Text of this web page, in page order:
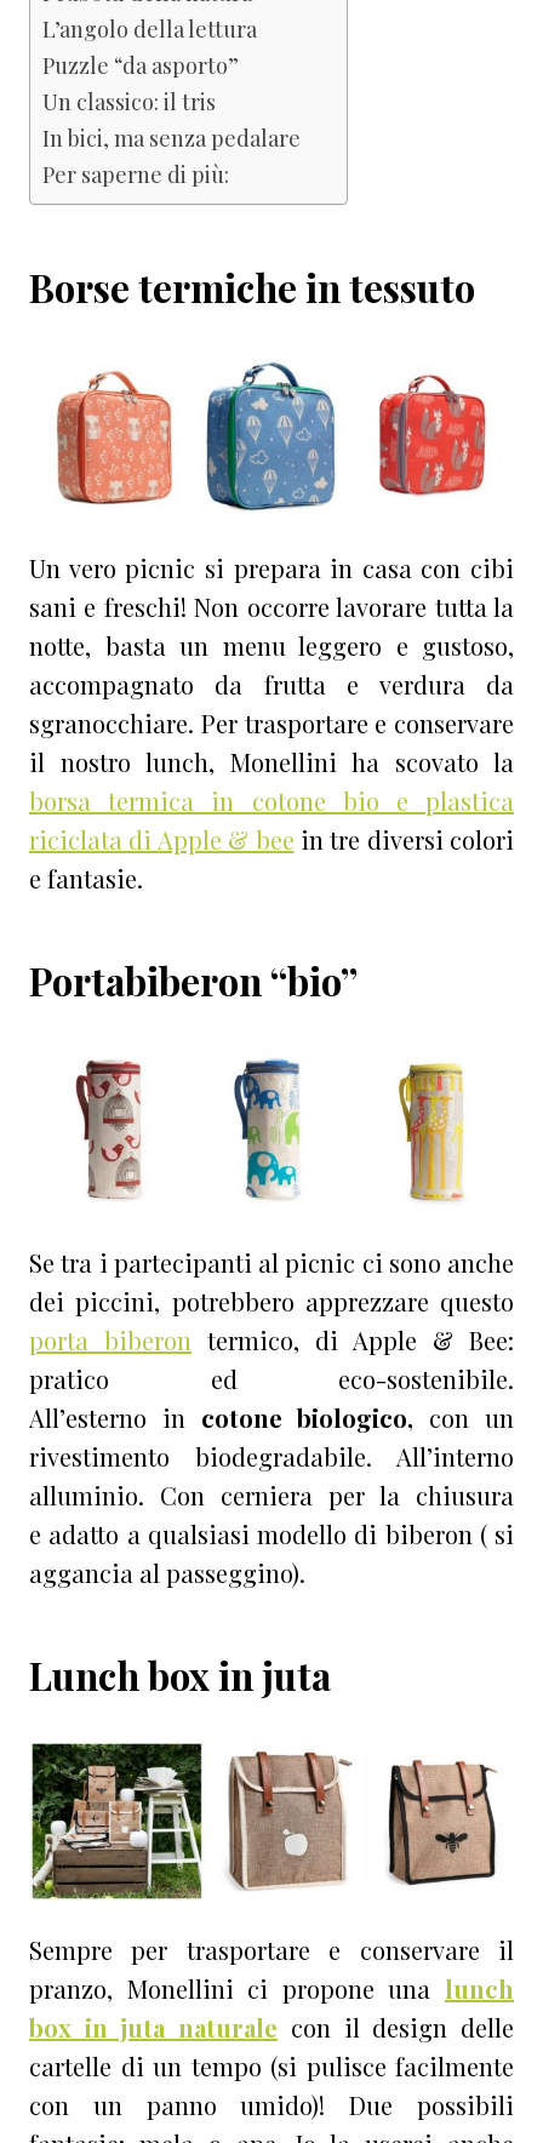
L’angolo della lettura
Puzzle “da asporto”
Un classico: il tris
In bici, ma senza pedalare
Per saperne di più:
Borse termiche in tessuto
Un vero picnic si prepara in casa con cibi
sani e freschi! Non occorre lavorare tutta la
notte, basta un menu leggero e gustoso,
accompagnato da frutta e verdura da
sgranocchiare. Per trasportare e conservare
il nostro lunch, Monellini ha scovato la
borsa termica in cotone bio e plastica
riciclata di Apple & bee in tre diversi colori
e fantasie.
Portabiberon “bio”
Se tra i partecipanti al picnic ci sono anche
dei piccini, potrebbero apprezzare questo
porta biberon termico, di Apple & Bee:
pratico ed eco-sostenibile.
All’esterno in cotone biologico, con un
rivestimento biodegradabile. All’interno
alluminio. Con cerniera per la chiusura
e adatto a qualsiasi modello di biberon ( si
aggancia al passeggino).
Lunch box in juta
Sempre per trasportare e conservare il
pranzo, Monellini ci propone una lunch
box in juta naturale con il design delle
cartelle di un tempo (si pulisce facilmente
con un panno umido)! Due possibili